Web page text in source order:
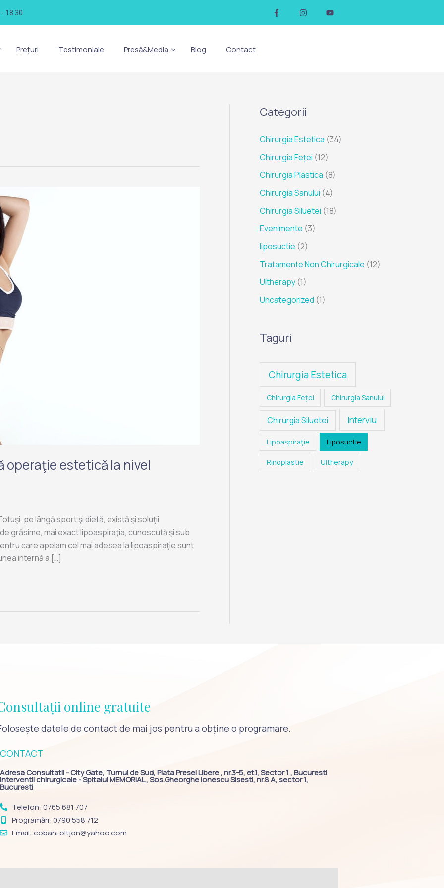
- 18:30 a
c
e
f
n
s
t
o
u
t
Prețuri Testimoniale Presă&Media Blog Contact
estetică la nivel
pe lângă sport şi dietă, există şi soluţii
grăsime, mai exact lipoaspiraţia, cunoscută şi sub
care apelam cel mai adesea la lipoaspiraţie sunt
internă a […]
Categorii
Chirurgia Estetica (34)
Chirurgia Feței (12)
Chirurgia Plastica (8)
Chirurgia Sanului (4)
Chirurgia Siluetei (18)
Evenimente (3)
liposuctie (2)
Tratamente Non Chirurgicale (12)
Ultherapy (1)
Uncategorized (1)
Taguri
Chirurgia Estetica
Chirurgia Feței Chirurgia Sanului
Chirurgia Siluetei Interviu
Lipoaspiraţie Liposuctie
Rinoplastie Ultherapy
online gratuite
datele de contact de mai jos pentru a obține o programare.
CONTACT
Adresa Consultatii - City Gate, Turnul de Sud, Piata Presei Libere , nr.3-5, et.1, Sector 1 , Bucuresti
Interventii chirurgicale - Spitalul MEMORIAL , Sos.Gheorghe Ionescu Sisesti, nr.8 A, sector 1,
Bucuresti
Telefon: 0765 681 707
Programări: 0790 558 712
Email: cobani.oltjon@yahoo.com